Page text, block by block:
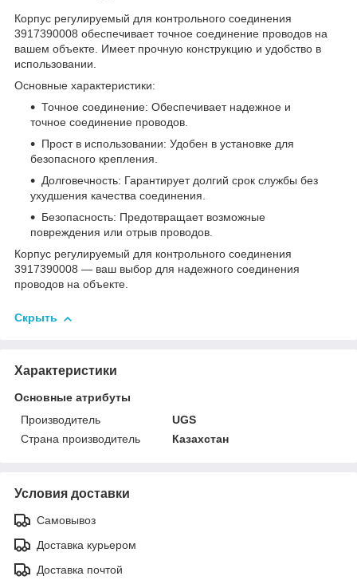
Корпус регулируемый для контрольного соединения
3917390008 обеспечивает точное соединение проводов на
вашем объекте. Имеет прочную конструкцию и удобство в
использовании.
Основные характеристики:
Точное соединение: Обеспечивает надежное и
точное соединение проводов.
Прост в использовании: Удобен в установке для
безопасного крепления.
Долговечность: Гарантирует долгий срок службы без
ухудшения качества соединения.
Безопасность: Предотвращает возможные
повреждения или отрыв проводов.
Корпус регулируемый для контрольного соединения
3917390008 — ваш выбор для надежного соединения
проводов на объекте.
Скрыть
Характеристики
Основные атрибуты
Производитель
UGS
Страна производитель
Казахстан
Условия доставки
Самовывоз
Доставка курьером
Доставка почтой